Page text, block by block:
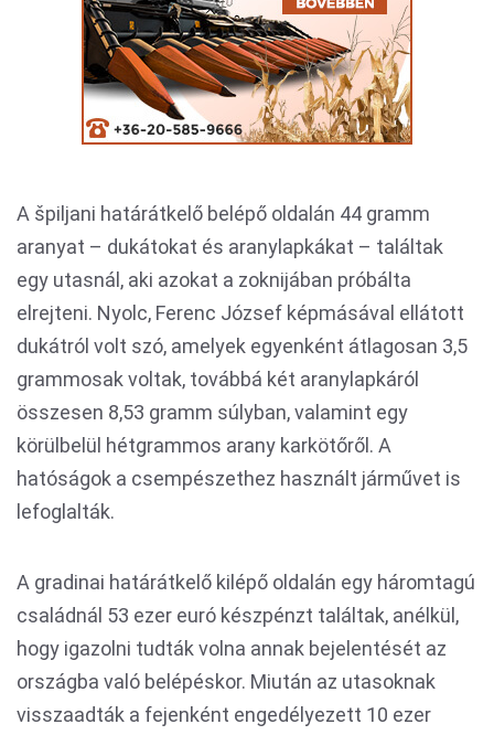
A špiljani határátkelő belépő oldalán 44 gramm
aranyat – dukátokat és aranylapkákat – találtak
egy utasnál, aki azokat a zoknijában próbálta
elrejteni. Nyolc, Ferenc József képmásával ellátott
dukátról volt szó, amelyek egyenként átlagosan 3,5
grammosak voltak, továbbá két aranylapkáról
összesen 8,53 gramm súlyban, valamint egy
körülbelül hétgrammos arany karkötőről. A
hatóságok a csempészethez használt járművet is
lefoglalták.
A gradinai határátkelő kilépő oldalán egy háromtagú
családnál 53 ezer euró készpénzt találtak, anélkül,
hogy igazolni tudták volna annak bejelentését az
országba való belépéskor. Miután az utasoknak
visszaadták a fejenként engedélyezett 10 ezer